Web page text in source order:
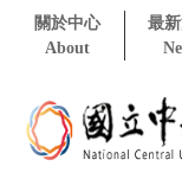
關於中心
About
最